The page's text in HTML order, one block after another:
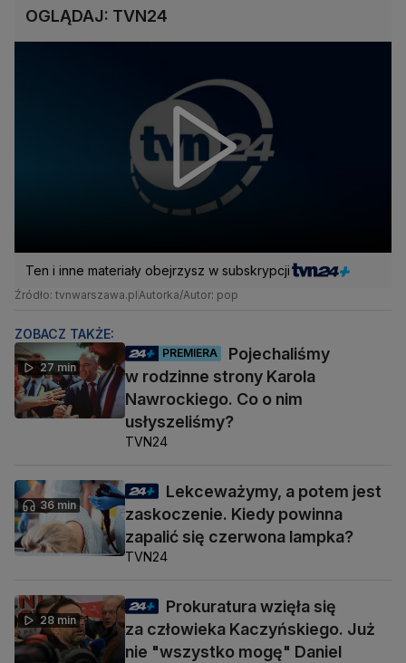
OGLĄDAJ: TVN24
Ten i inne materiały obejrzysz w subskrypcji
Źródło: tvnwarszawa.pl Autorka/Autor: pop
ZOBACZ TAKŻE:
27 min
PREMIERA
Pojechaliśmy
w rodzinne strony Karola
Nawrockiego. Co o nim
usłyszeliśmy?
TVN24
36 min
Lekceważymy, a potem jest
zaskoczenie. Kiedy powinna
zapalić się czerwona lampka?
TVN24
28 min
Prokuratura wzięła się
za człowieka Kaczyńskiego. Już
nie "wszystko mogę" Daniel